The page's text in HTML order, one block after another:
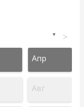
▼ >
Апр
Авг